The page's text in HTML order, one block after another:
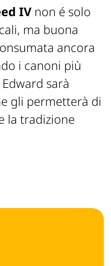
IV non é solo
ma buona
ancora
i canoni più
sarà
gli permetterà di
la tradizione